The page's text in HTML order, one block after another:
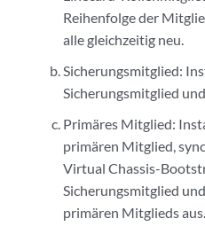
Reihenfolge der
alle gleichzeitig neu.
Sicherungsmitglied:
Sicherungsmitglied
Primäres Mitglied:
primären Mitglied,
Virtual Chassis-
Sicherungsmitglied
primären Mitglieds aus.